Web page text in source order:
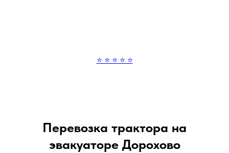
⭐ ⭐ ⭐ ⭐ ⭐
Перевозка трактора на
эвакуаторе Дорохово